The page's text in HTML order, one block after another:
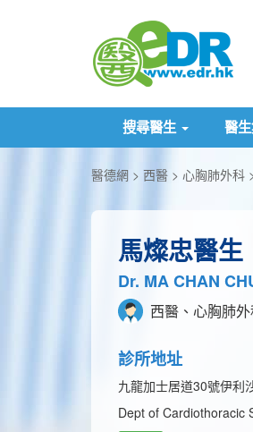
搜尋醫生 醫
醫德網 西醫 心胸肺外科
馬燦忠醫生
Dr. MA CHAN
西醫、心胸肺
診所地址
九龍加士居道30號伊利
Dept of Cardiothoracic